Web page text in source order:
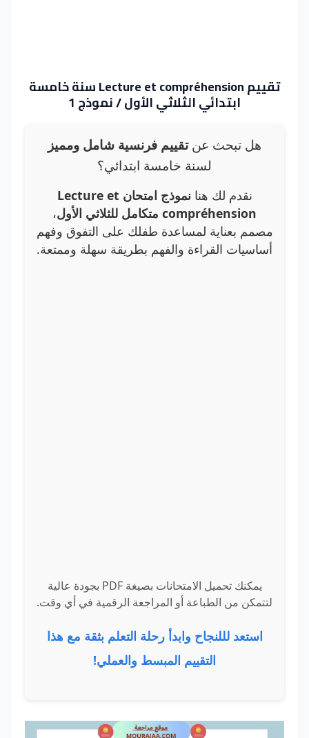
تقييم Lecture et compréhension سنة خامسة
ابتدائي الثلاثي الأول / نموذج 1
هل تبحث عنتقييم فرنسية شامل ومميز
لسنة خامسة ابتدائي؟
نقدم لك هنا
نموذج امتحان Lecture et
compréhension متكامل للثلاثي الأول
،
مصمم بعناية لمساعدة طفلك على التفوق وفهم
أساسيات القراءة والفهم بطريقة سهلة وممتعة.
يمكنك تحميل الامتحانات بصيغة PDF بجودة عالية
لتتمكن من الطباعة أو المراجعة الرقمية في أي وقت.
استعد لللنجاح وابدأ رحلة التعلم بثقة مع هذا
التقييم المبسط والعملي!